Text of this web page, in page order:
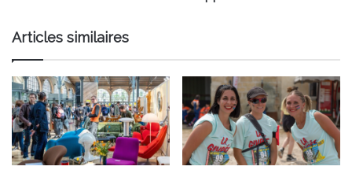
Articles similaires